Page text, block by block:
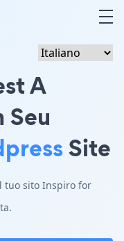
A
Seu
Site
tuo sito Inspiro for